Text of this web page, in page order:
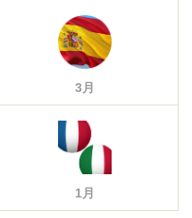
3月
1月